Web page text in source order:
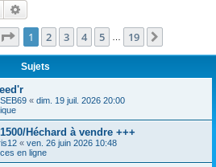
c
Rechercher
Page 1sur19
1 2 3 4 5 19
Sujets
« dim. 19 juil. 2026 20:00
Héchard à vendre +++
« ven. 26 juin 2026 10:48
en ligne